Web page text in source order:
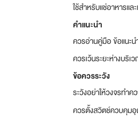
ใช้สำหรับแช่อาหารแล
คำแนะนำ
ควรอ่านคู่มือ ข้อแนะน
ควรเว้นระยะห่างบริ
ข้อควรระวัง
ระวังอย่าให้วงจรทำค
ควรตั้งสวิตช์ควบคุมอุ